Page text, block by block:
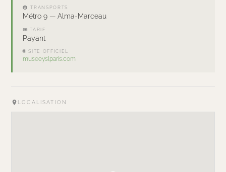
🚇 TRANSPORTS
Métro 9 — Alma-Marceau
🎟 TARIF
Payant
🌐 SITE OFFICIEL
museeyslparis.com
LOCALISATION